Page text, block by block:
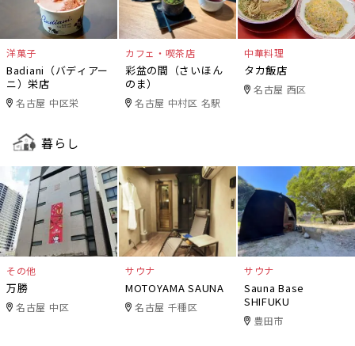
洋菓子
Badiani（バディアー
ニ）栄店
名古屋 中区栄
カフェ・喫茶店
彩盆の間（さいほん
のま）
名古屋 中村区 名駅
中華料理
タカ飯店
名古屋 西区
暮らし
その他
万勝
名古屋 中区
サウナ
MOTOYAMA SAUNA
名古屋 千種区
サウナ
Sauna Base
SHIFUKU
豊田市